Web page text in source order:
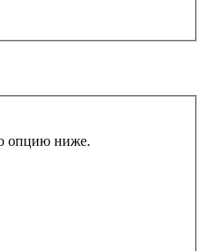
опцию ниже.